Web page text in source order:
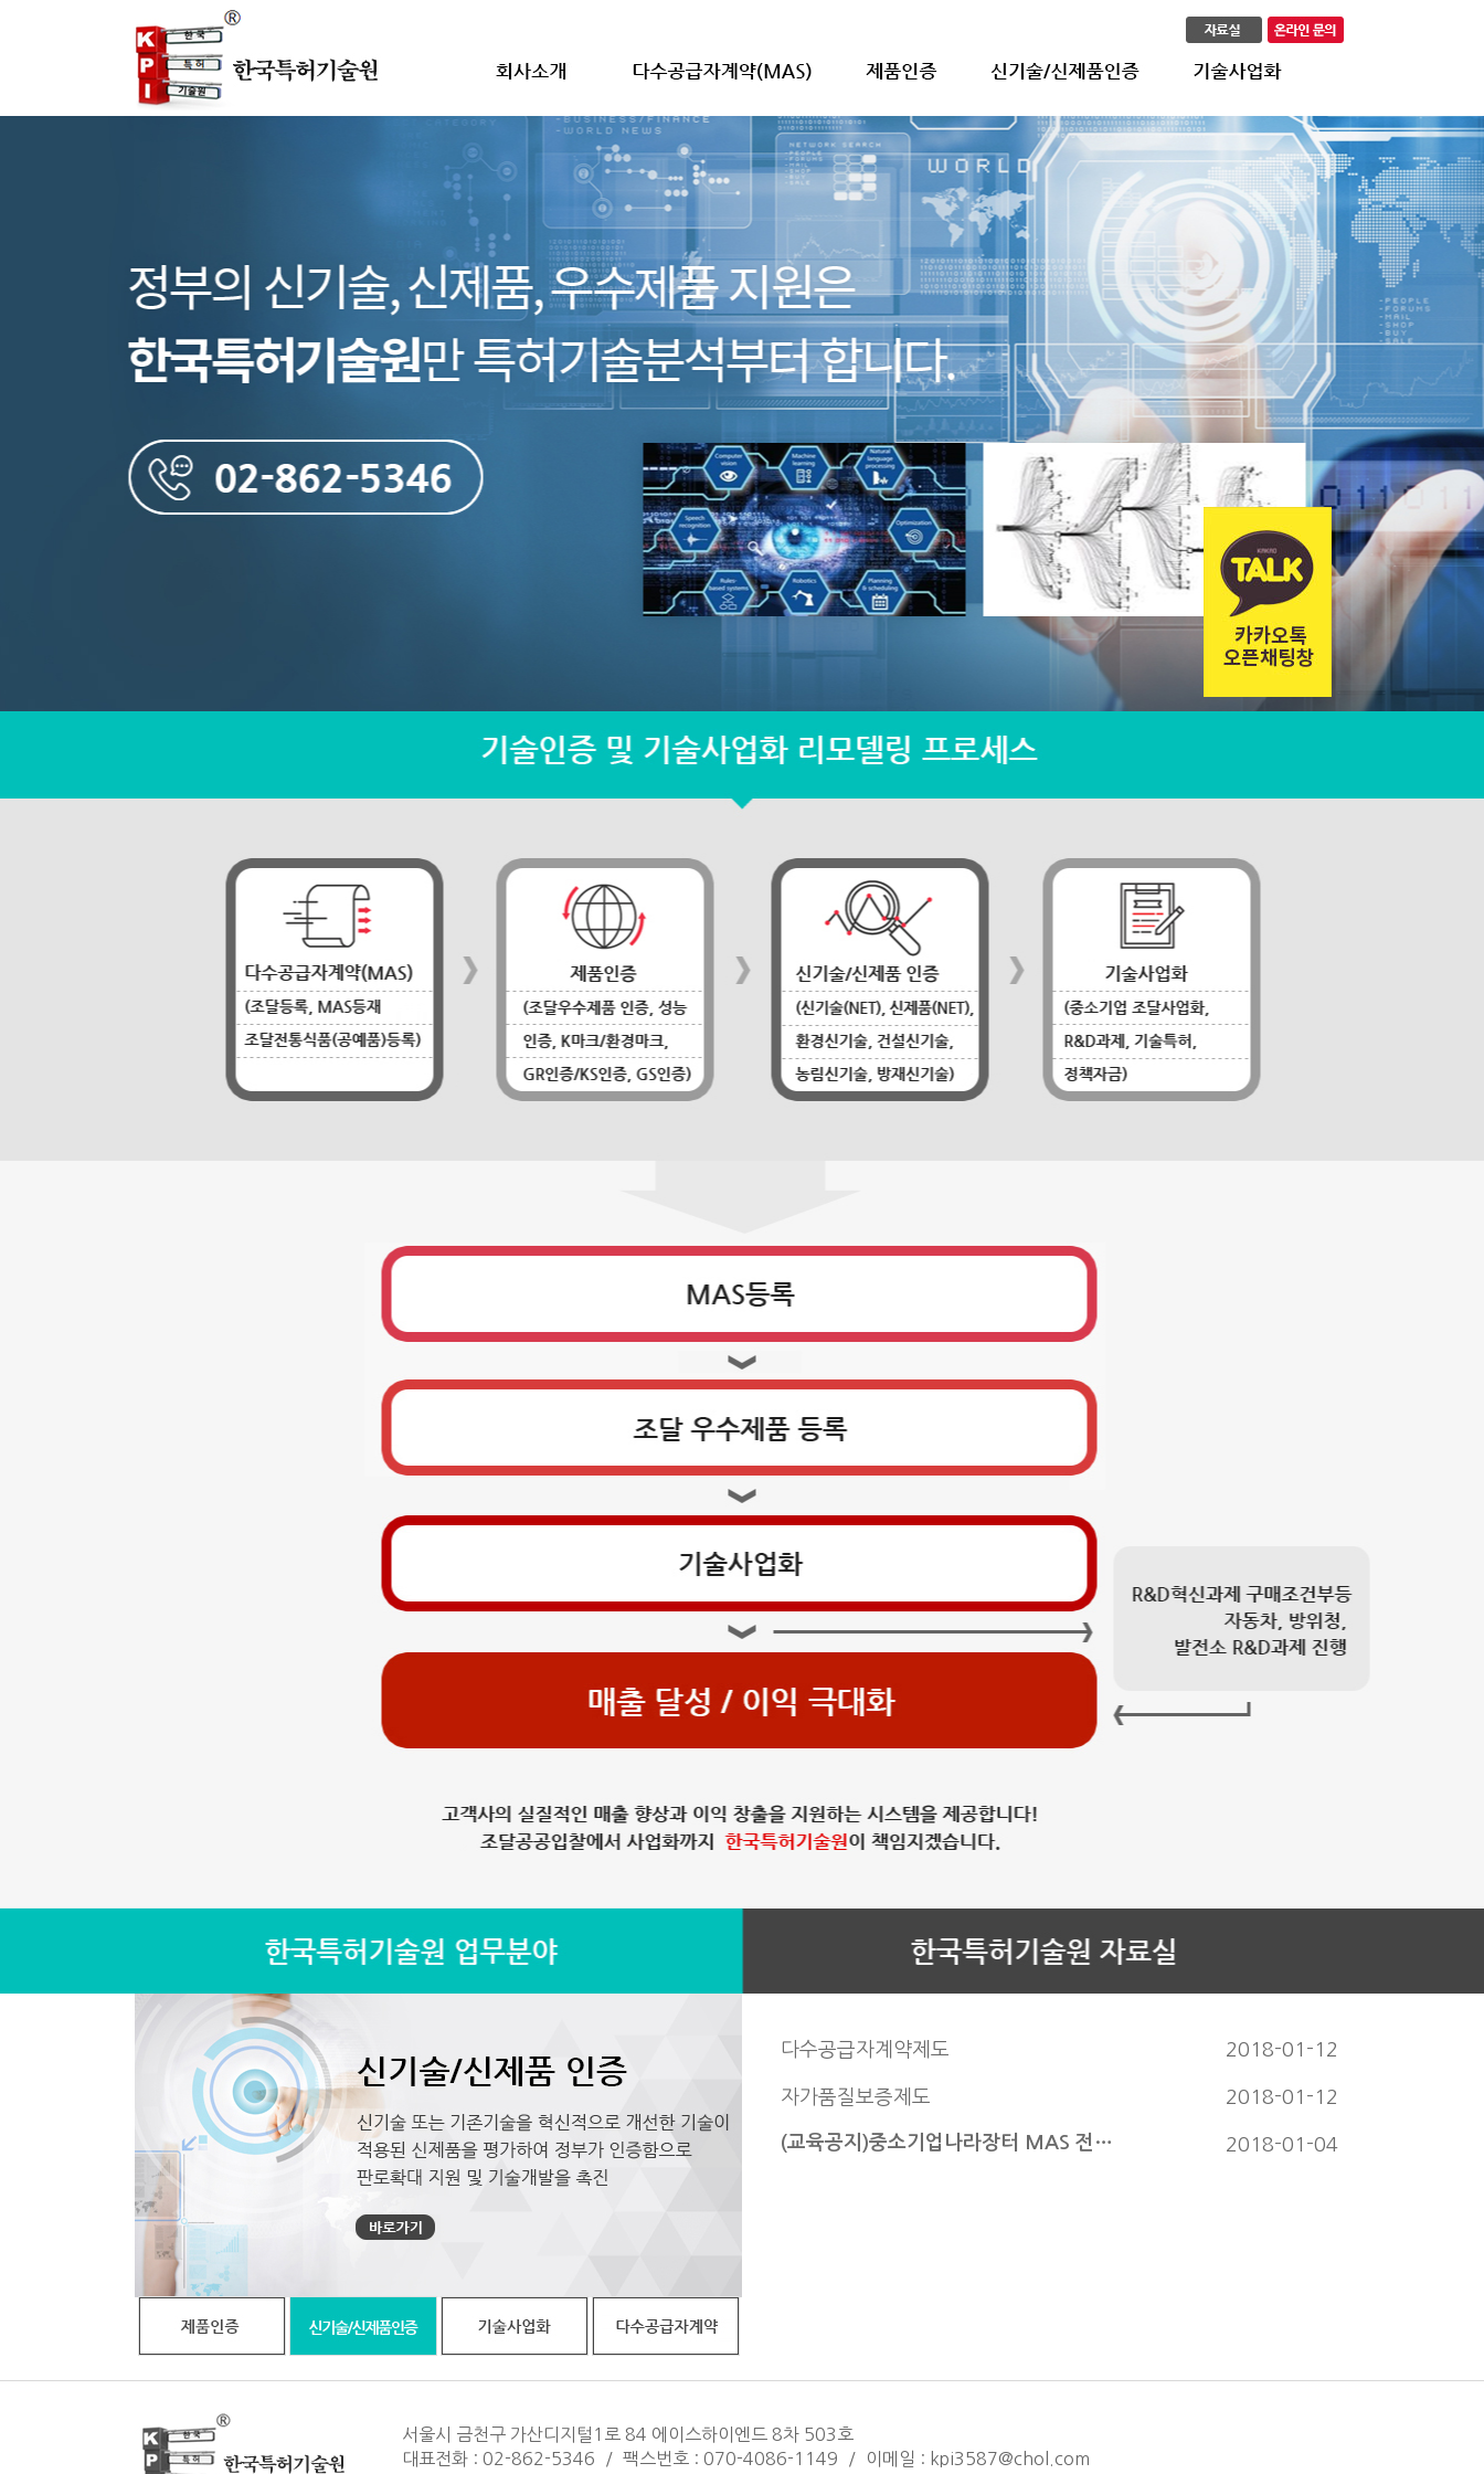
다수공급자계약제도 2018-01-12
자가품질보증제도 2018-01-12
(교육공지)중소기업나라장터 MAS 전… 2018-01-04
서울시 금천구 가산디지털1로 84 에이스하이엔드 8차 503호
대표전화 : 02-862-5346
/ 팩스번호 : 070-4086-1149 / 이메일 : kpi3587@chol.com